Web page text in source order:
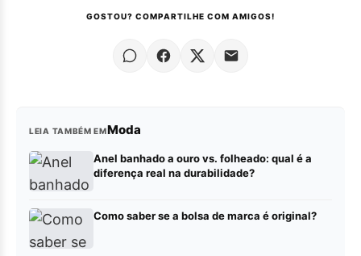
GOSTOU? COMPARTILHE COM AMIGOS!
LEIA TAMBÉM EMModa
Anel banhado a ouro vs. folheado: qual é a
diferença real na durabilidade?
Como saber se a bolsa de marca é original?